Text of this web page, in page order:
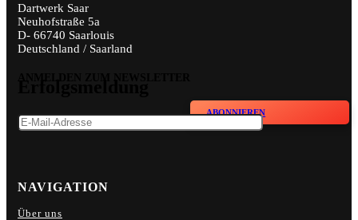
Dartwerk Saar
Neuhofstraße 5a
D- 66740 Saarlouis
Deutschland / Saarland
ABONNIEREN
NAVIGATION
Über uns